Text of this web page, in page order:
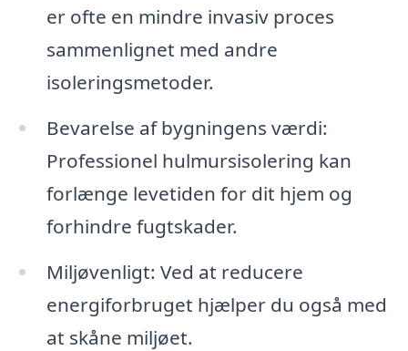
er ofte en mindre invasiv proces
sammenlignet med andre
isoleringsmetoder.
Bevarelse af bygningens værdi:
Professionel hulmursisolering kan
forlænge levetiden for dit hjem og
forhindre fugtskader.
Miljøvenligt: Ved at reducere
energiforbruget hjælper du også med
at skåne miljøet.